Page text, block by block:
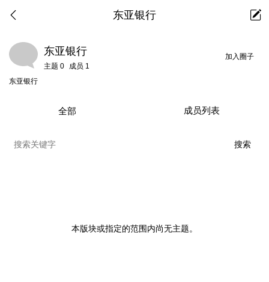
东亚银行
加入圈子
东亚银行
主题 0 成员 1
东亚银行
全部 成员列表
本版块或指定的范围内尚无主题。